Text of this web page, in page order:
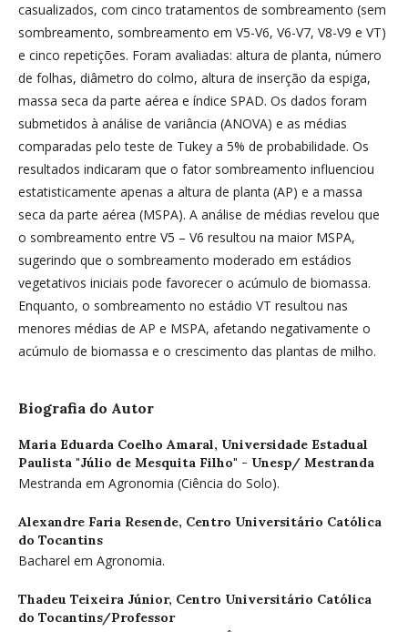
casualizados, com cinco tratamentos de sombreamento (sem
sombreamento, sombreamento em V5-V6, V6-V7, V8-V9 e VT)
e cinco repetições. Foram avaliadas: altura de planta, número
de folhas, diâmetro do colmo, altura de inserção da espiga,
massa seca da parte aérea e índice SPAD. Os dados foram
submetidos à análise de variância (ANOVA) e as médias
comparadas pelo teste de Tukey a 5% de probabilidade. Os
resultados indicaram que o fator sombreamento influenciou
estatisticamente apenas a altura de planta (AP) e a massa
seca da parte aérea (MSPA). A análise de médias revelou que
o sombreamento entre V5 – V6 resultou na maior MSPA,
sugerindo que o sombreamento moderado em estádios
vegetativos iniciais pode favorecer o acúmulo de biomassa.
Enquanto, o sombreamento no estádio VT resultou nas
menores médias de AP e MSPA, afetando negativamente o
acúmulo de biomassa e o crescimento das plantas de milho.
Biografia do Autor
Maria Eduarda Coelho Amaral, Universidade Estadual
Paulista "Júlio de Mesquita Filho" - Unesp/ Mestranda
Mestranda em Agronomia (Ciência do Solo).
Alexandre Faria Resende, Centro Universitário Católica
do Tocantins
Bacharel em Agronomia.
Thadeu Teixeira Júnior, Centro Universitário Católica
do Tocantins/Professor